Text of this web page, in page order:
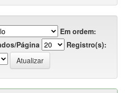
Em ordem:
Página
Registro(s):